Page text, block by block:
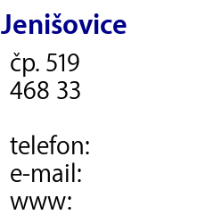
Jenišovice
čp. 519
468 33
telefon:
e-mail:
www: